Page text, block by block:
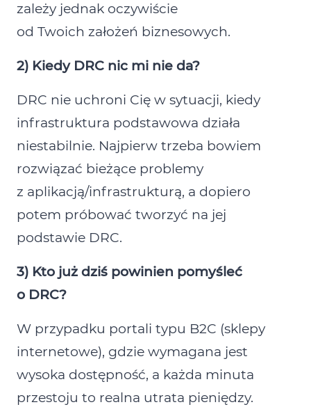
zależy jednak oczywiście
od Twoich założeń biznesowych.
2) Kiedy DRC nic mi nie da?
DRC nie uchroni Cię w sytuacji, kiedy
infrastruktura podstawowa działa
niestabilnie. Najpierw trzeba bowiem
rozwiązać bieżące problemy
z aplikacją/infrastrukturą, a dopiero
potem próbować tworzyć na jej
podstawie DRC.
3) Kto już dziś powinien pomyśleć
o DRC?
W przypadku portali typu B2C (sklepy
internetowe), gdzie wymagana jest
wysoka dostępność, a każda minuta
przestoju to realna utrata pieniędzy.